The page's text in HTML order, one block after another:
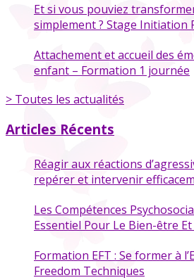
Et si vous pouviez
simplement ? Stage Initiation
Attachement et accueil des
enfant – Formation 1 journée
> Toutes les actualités
Articles Récents
Réagir aux réactions
repérer et intervenir
Les Compétences
Essentiel Pour Le Bien-être
Formation EFT : Se former à
Freedom Techniques